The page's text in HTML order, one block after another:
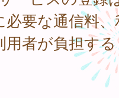
必要な通信料
用者が負担する